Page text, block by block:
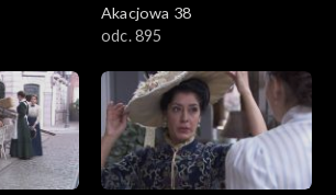
Akacjowa 38
odc. 895